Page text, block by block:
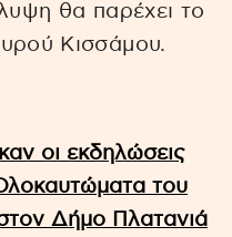
θα παρέχει το
Κισσάμου.
οι εκδηλώσεις
του
Δήμο Πλατανιά